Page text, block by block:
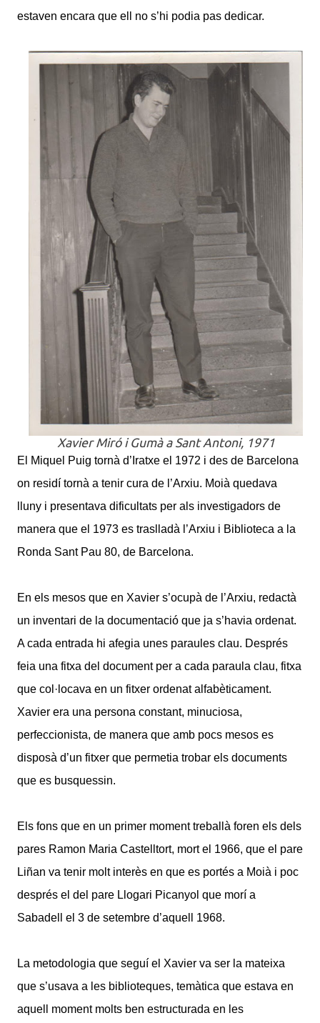
estaven encara que ell no s’hi podia pas dedicar.
Xavier Miró i Gumà a Sant Antoni, 1971
El Miquel Puig tornà d’Iratxe el 1972 i des de Barcelona
on residí tornà a tenir cura de l’Arxiu. Moià quedava
lluny i presentava dificultats per als investigadors de
manera que el 1973 es traslladà l’Arxiu i Biblioteca a la
Ronda Sant Pau 80, de Barcelona.
En els mesos que en Xavier s’ocupà de l’Arxiu, redactà
un inventari de la documentació que ja s’havia ordenat.
A cada entrada hi afegia unes paraules clau. Després
feia una fitxa del document per a cada paraula clau, fitxa
que col·locava en un fitxer ordenat alfabèticament.
Xavier era una persona constant, minuciosa,
perfeccionista, de manera que amb pocs mesos es
disposà d’un fitxer que permetia trobar els documents
que es busquessin.
Els fons que en un primer moment treballà foren els dels
pares Ramon Maria Castelltort, mort el 1966, que el pare
Liñan va tenir molt interès en que es portés a Moià i poc
després el del pare Llogari Picanyol que morí a
Sabadell el 3 de setembre d’aquell 1968.
La metodologia que seguí el Xavier va ser la mateixa
que s’usava a les biblioteques, temàtica que estava en
aquell moment molts ben estructurada en les